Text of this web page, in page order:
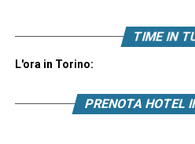
TIME IN
L'ora in Torino:
PRENOTA HOTEL